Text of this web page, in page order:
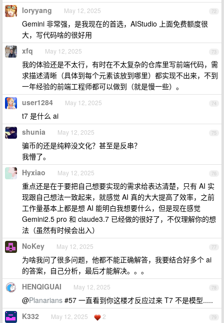
72
loryyang May 12, 2025
Gemini 非常强，是我现在的首选，AIStudio 上面免费额度很
大，写代码啥的很好用
73
xfq May 12, 2025
我的体验还是不太行，有时在不太复杂的仓库里写前端代码，需
求描述清晰（具体到每个元素该放到哪里）都实现不出来，不到
一年经验的前端工程师都可以做到（就是慢一些）。
74
user1284 May 12, 2025
t7 是什么 ai
75
shunia May 12, 2025
骗币的还是纯粹没文化？甚至是反串？
我懵了。
76
Hyxiao May 12, 2025
重点还是在于要把自己想要实现的需求给表达清楚，只有 AI 实
现跟自己想法一致起来，就感觉 AI 真的大大提高了效率，之前
工作量基本上都是想 AI 能明白我想要什么，但是现在感觉
Gemini2.5 pro 和 claude3.7 已经做的很好了，不仅理解你的想
法（虽然有时候会出入）
77
NoKey May 12, 2025
为啥我问了很多问题，他都不能正确解答，我要结合好多个 ai
的答案，自己分析，最后才能解决。。。
78
HENQIGUAI May 12, 2025
@Planarians #57 一直看到你这楼才反应过来 T7 不是模型.....
79
K332 May 12, 2025 2